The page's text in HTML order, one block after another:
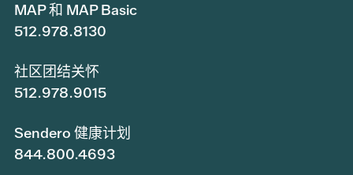
MAP 和 MAP Basic
512.978.8130
社区团结关怀
512.978.9015
Sendero 健康计划
844.800.4693